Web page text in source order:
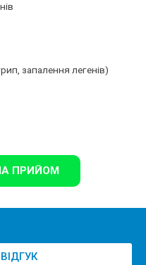
запалення легенів)
ПРИЙОМ